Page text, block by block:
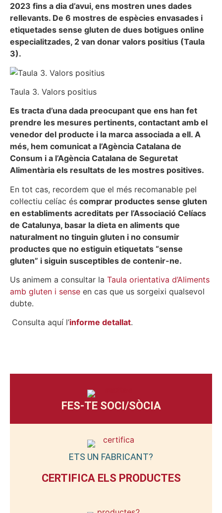
2023 fins a dia d’avui, ens mostren unes dades
rellevants. De 6 mostres de espècies envasades i
etiquetades sense gluten de dues botigues online
especialitzades, 2 van donar valors positius (Taula
3).
Taula 3. Valors positius
Es tracta d’una dada preocupant que ens han fet
prendre les mesures pertinents, contactant amb el
venedor del producte i la marca associada a ell. A
més, hem comunicat a l’Agència Catalana de
Consum i a l’Agència Catalana de Seguretat
Alimentària els resultats de les mostres positives.
En tot cas, recordem que el més recomanable pel
col·lectiu celíac és comprar productes sense gluten
en establiments acreditats per l’Associació Celíacs
de Catalunya, basar la dieta en aliments que
naturalment no tinguin gluten i no consumir
productes que no estiguin etiquetats “sense
gluten” i siguin susceptibles de contenir-ne.
Us animem a consultar la Taula orientativa d’Aliments
amb gluten i sense en cas que us sorgeixi qualsevol
dubte.
Consulta aquí l’informe detallat.
FES-TE SOCI/SÒCIA
ETS UN FABRICANT?
CERTIFICA ELS PRODUCTES